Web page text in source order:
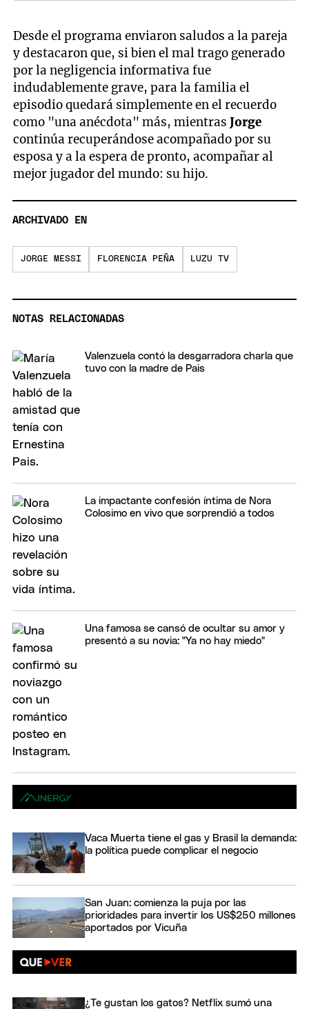
Desde el programa enviaron saludos a la pareja
y destacaron que, si bien el mal trago generado
por la negligencia informativa fue
indudablemente grave, para la familia el
episodio quedará simplemente en el recuerdo
como "una anécdota" más, mientrasJorge
continúa recuperándose acompañado por su
esposa y a la espera de pronto, acompañar al
mejor jugador del mundo: su hijo.
ARCHIVADO EN
JORGE MESSI FLORENCIA PEÑA LUZU TV
NOTAS RELACIONADAS
Valenzuela contó la desgarradora charla que
tuvo con la madre de Pais
La impactante confesión íntima de Nora
Colosimo en vivo que sorprendió a todos
Una famosa se cansó de ocultar su amor y
presentó a su novia: "Ya no hay miedo"
Vaca Muerta tiene el gas y Brasil la demanda:
la política puede complicar el negocio
San Juan: comienza la puja por las
prioridades para invertir los US$250 millones
aportados por Vicuña
¿Te gustan los gatos? Netflix sumó una